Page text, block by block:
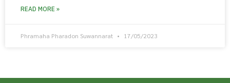
READ MORE »
Phramaha Pharadon Suwannarat 17/05/2023